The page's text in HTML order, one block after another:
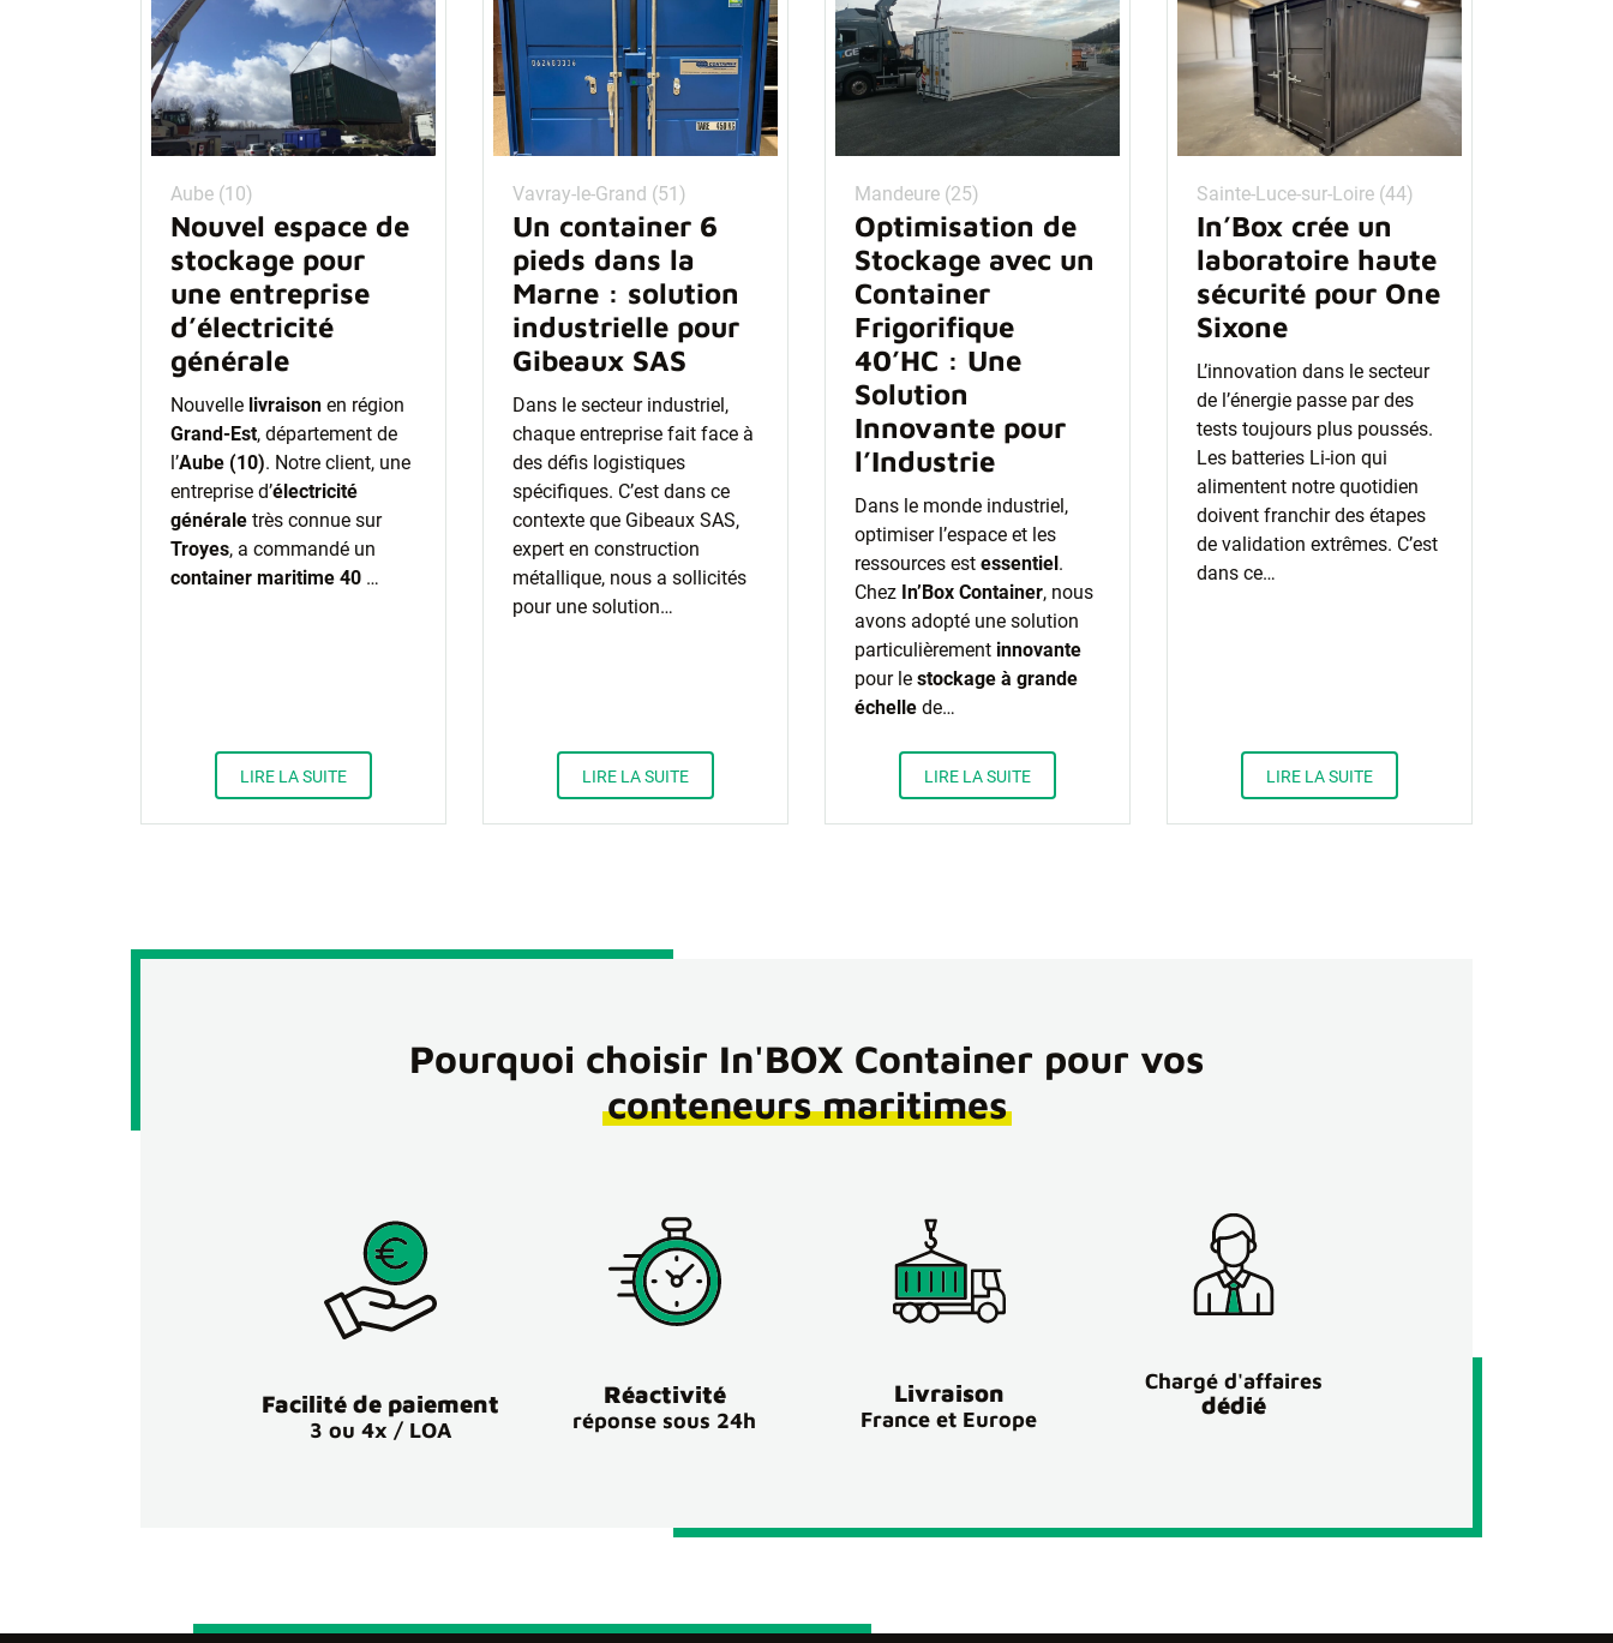
Aube (10)
Nouvel espace de
stockage pour
une entreprise
d’électricité
générale
Nouvelle livraison en région
Grand-Est, département de
l’Aube (10). Notre client, une
entreprise d’électricité
générale très connue sur
Troyes, a commandé un
container maritime 40 …
LIRE LA SUITE
Vavray-le-Grand (51)
Un container 6
pieds dans la
Marne : solution
industrielle pour
Gibeaux SAS
Dans le secteur industriel,
chaque entreprise fait face à
des défis logistiques
spécifiques. C’est dans ce
contexte que Gibeaux SAS,
expert en construction
métallique, nous a sollicités
pour une solution…
LIRE LA SUITE
Mandeure (25)
Optimisation de
Stockage avec un
Container
Frigorifique
40’HC : Une
Solution
Innovante pour
l’Industrie
Dans le monde industriel,
optimiser l’espace et les
ressources est essentiel.
Chez In’Box Container, nous
avons adopté une solution
particulièrement innovante
pour le stockage à grande
échelle de…
LIRE LA SUITE
Sainte-Luce-sur-Loire (44)
In’Box crée un
laboratoire haute
sécurité pour One
Sixone
L’innovation dans le secteur
de l’énergie passe par des
tests toujours plus poussés.
Les batteries Li-ion qui
alimentent notre quotidien
doivent franchir des étapes
de validation extrêmes. C’est
dans ce…
LIRE LA SUITE
Pourquoi choisir In'BOX Container pour vos
conteneurs maritimes
Facilité de paiement
3 ou 4x / LOA
Réactivité
réponse sous 24h
Livraison
France et Europe
Chargé d'affaires
dédié